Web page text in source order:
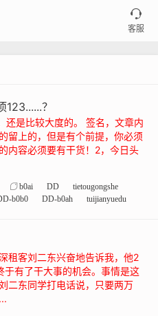

客服
？
还是比较大度的。 签名，文章内
留上的，但是有个前提，你必须
内容必须要有干货！2，今日头
b0ai DD
tietougongshe
b0b0 DD-b0ah tuijianyuedu
租客刘二东兴奋地告诉我，他2
有了干大事的机会。事情是这
二东同学打电话说，只要两万